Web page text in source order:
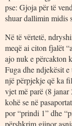
pse: Gjoja për të
shuar dallimin midis
Në të vërtetë,
meqë ai citon fjalët
ajo nuk e përcakton
Fuga dhe ndjekësit
një përpjekje që ka
vjet më parë (8
kohë se në
por “prindi 1” dhe
përshkrim gjinor